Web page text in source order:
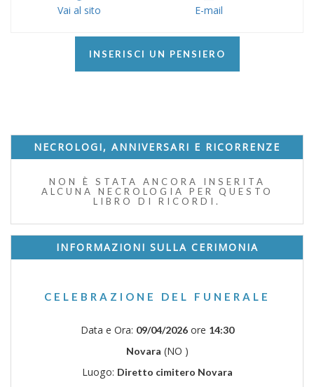
Vai al sito E-mail
INSERISCI UN PENSIERO
NECROLOGI, ANNIVERSARI E RICORRENZE
NON È STATA ANCORA INSERITA
ALCUNA NECROLOGIA PER QUESTO
LIBRO DI RICORDI.
INFORMAZIONI SULLA CERIMONIA
CELEBRAZIONE DEL FUNERALE
Data e Ora: 09/04/2026ore 14:30
Novara (NO )
Luogo: Diretto cimitero Novara